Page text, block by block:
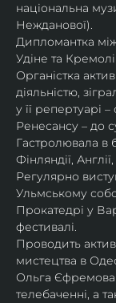
національна
Нежданової).
Дипломантка
Удіне та
Органістка
діяльністю,
у її репертуарі
Ренесансу – до
Гастролювала в
Фінляндії,
Регулярно
Ульмському
Прокатедрі у
фестивалі.
Проводить
мистецтва в
Ольга Єфремова
телебаченні, а